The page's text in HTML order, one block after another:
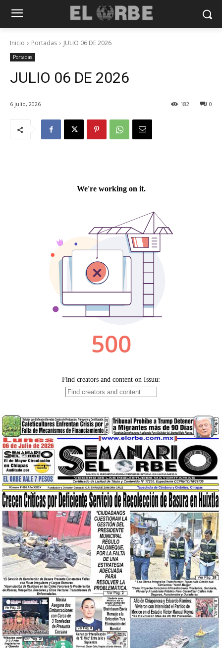
Inicio Portadas JULIO 06 DE 2026
Portadas
JULIO 06 DE 2026
6 julio, 2026 0
182